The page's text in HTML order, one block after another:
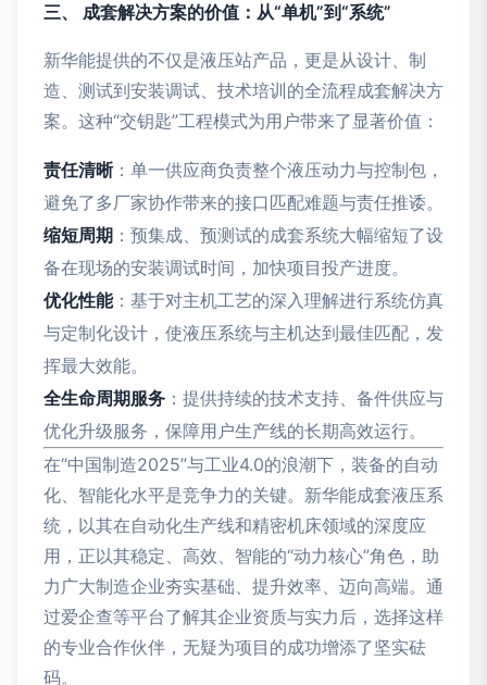
三、 成套解决方案的价值：从“单机”到“系统”
新华能提供的不仅是液压站产品，更是从设计、制
造、测试到安装调试、技术培训的全流程成套解决方
案。这种“交钥匙”工程模式为用户带来了显著价值：
责任清晰：单一供应商负责整个液压动力与控制包，
避免了多厂家协作带来的接口匹配难题与责任推诿。
缩短周期 ：预集成、预测试的成套系统大幅缩短了设
备在现场的安装调试时间，加快项目投产进度。
优化性能：基于对主机工艺的深入理解进行系统仿真
与定制化设计，使液压系统与主机达到最佳匹配，发
挥最大效能。
全生命周期服务 ：提供持续的技术支持、备件供应与
优化升级服务，保障用户生产线的长期高效运行。
在“中国制造2025”与工业4.0的浪潮下，装备的自动
化、智能化水平是竞争力的关键。新华能成套液压系
统，以其在自动化生产线和精密机床领域的深度应
用，正以其稳定、高效、智能的“动力核心”角色，助
力广大制造企业夯实基础、提升效率、迈向高端。通
过爱企查等平台了解其企业资质与实力后，选择这样
的专业合作伙伴，无疑为项目的成功增添了坚实砝
码。